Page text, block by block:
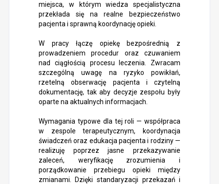
miejsca, w którym wiedza specjalistyczna
przekłada się na realne bezpieczeństwo
pacjenta i sprawną koordynację opieki.
W pracy łączę opiekę bezpośrednią z
prowadzeniem procedur oraz czuwaniem
nad ciągłością procesu leczenia. Zwracam
szczególną uwagę na ryzyko powikłań,
rzetelną obserwację pacjenta i czytelną
dokumentację, tak aby decyzje zespołu były
oparte na aktualnych informacjach.
Wymagania typowe dla tej roli — współpraca
w zespole terapeutycznym, koordynacja
świadczeń oraz edukacja pacjenta i rodziny —
realizuję poprzez jasne przekazywanie
zaleceń, weryfikację zrozumienia i
porządkowanie przebiegu opieki między
zmianami. Dzięki standaryzacji przekazań i